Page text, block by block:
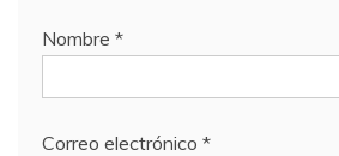
Nombre *
Correo electrónico *